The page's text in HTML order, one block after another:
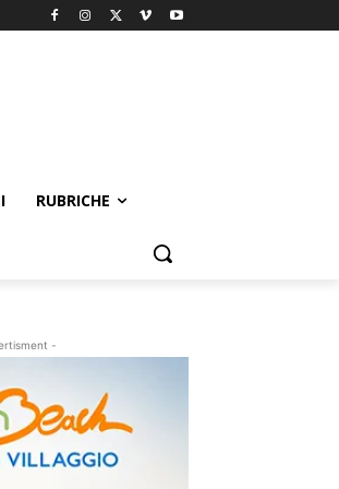
RUBRICHE
-